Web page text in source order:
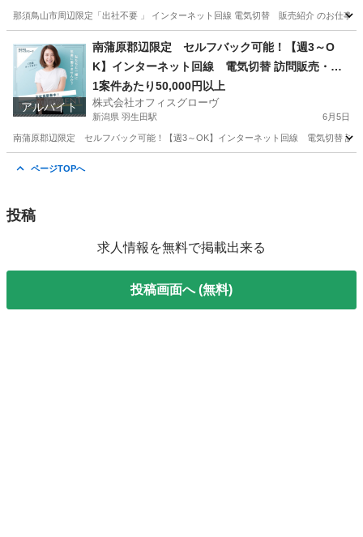
那須鳥山市周辺限定「出社不要 」 インターネット回線 電気切替 販売紹介 のお仕事
那須烏山市 滝駅 営業
アルバイト
南蒲原郡辺限定 セルフバック可能！【週3～O
K】インターネット回線 電気切替 訪問販売・紹
介
1案件あたり50,000円以上
株式会社オフィスグローヴ
新潟県 羽生田駅 6月5日
南蒲原郡辺限定 セルフバック可能！【週3～OK】インターネット回線 電気切替 訪
ページTOPへ
投稿
求人情報を無料で掲載出来る
投稿画面へ (無料)